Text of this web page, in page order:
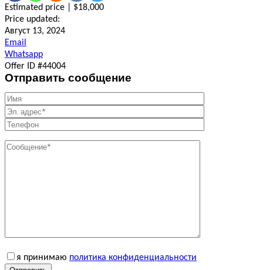
Estimated price | $18,000
Price updated:
Август 13, 2024
Email
Whatsapp
Offer ID #44004
Отправить сообщение
я принимаю политика конфиденциальности